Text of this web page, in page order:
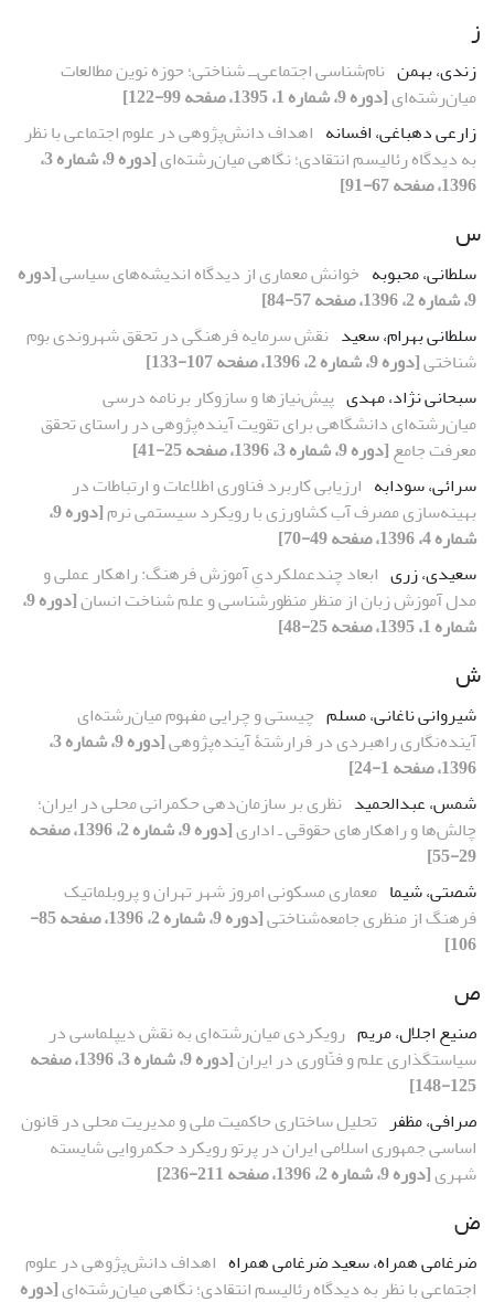
ز
زندی، بهمن نام‌شناسی اجتماعی‌ــ ‌شناختی؛ حوزه نوین مطالعات
میان‌رشته‌ای[دوره 9، شماره 1، 1395، صفحه 99-122]
زارعی دهباغی، افسانه اهداف دانش‌پژوهی در علوم‌ اجتماعی با نظر
به دیدگاه رئالیسم انتقادی؛ نگاهی میان‌رشته‌ای
[دوره 9، شماره 3،
1396، صفحه 67-91]
س
سلطانی، محبوبه خوانش معماری از دیدگاه اندیشه‌های سیاسی[دوره
9، شماره 2، 1396، صفحه 57-84]
سلطانی بهرام، سعید نقش سرمایه فرهنگی در تحقق شهروندی بوم
شناختی[دوره 9، شماره 2، 1396، صفحه 107-133]
سبحانی نژاد، مهدی پیش‌نیازها و سازوکار برنامه درسی
میان‌رشته‌ای دانشگاهی برای تقویت آینده‌پژوهی در راستای تحقق
معرفت جامع[دوره 9، شماره 3، 1396، صفحه 25-41]
سرائی، سودابه ارزیابی کاربرد فناوری اطلاعات و ارتباطات در
بهینه‌سازی مصرف آب کشاورزی با رویکرد سیستمی نرم
[دوره 9،
شماره 4، 1396، صفحه 49-70]
سعیدی، زری ابعاد چند‌عملکردیِ آموزش فرهنگ: راهکار عملی و
مدل آموزش زبان از منظر منظورشناسی و علم شناخت انسان
[دوره 9،
شماره 1، 1395، صفحه 25-48]
ش
شیروانی ناغانی، مسلم چیستی و چرایی مفهوم میان‌رشته‌ای
آینده‌نگاری راهبردی در فرارشتۀ آینده‌پژوهی
[دوره 9، شماره 3،
1396، صفحه 1-24]
شمس، عبدالحمید نظری بر سازمان‌دهی حکمرانی محلی در ایران؛
چالش‌ها و راهکارهای حقوقی ‌ـ‌ اداری
[دوره 9، شماره 2، 1396، صفحه
29-55]
شصتی، شیما معماری مسکونی امروز شهر تهران و پروبلماتیک
فرهنگ از منظری جامعه‌شناختی
[دوره 9، شماره 2، 1396، صفحه 85-
106]
ص
صنیع اجلال، مریم رویکردی میان‌رشته‌ای به نقش دیپلماسی در
سیاستگذاری علم و فنّاوری در ایران
[دوره 9، شماره 3، 1396، صفحه
125-148]
صرافی، مظفر تحلیل ساختاری حاکمیت ملی و مدیریت محلی در قانون
اساسی جمهوری اسلامی ایران در پرتو رویکرد حکمروایی شایسته
شهری[دوره 9، شماره 2، 1396، صفحه 211-236]
ض
ضرغامی همراه، سعید ضرغامی همراه اهداف دانش‌پژوهی در علوم‌
اجتماعی با نظر به دیدگاه رئالیسم انتقادی؛ نگاهی میان‌رشته‌ای[دوره